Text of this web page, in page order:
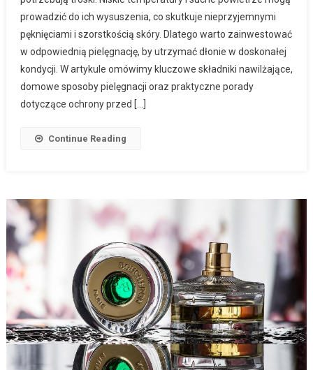
prowadzić do ich wysuszenia, co skutkuje nieprzyjemnymi
pęknięciami i szorstkością skóry. Dlatego warto zainwestować
w odpowiednią pielęgnację, by utrzymać dłonie w doskonałej
kondycji. W artykule omówimy kluczowe składniki nawilżające,
domowe sposoby pielęgnacji oraz praktyczne porady
dotyczące ochrony przed […]
Continue Reading